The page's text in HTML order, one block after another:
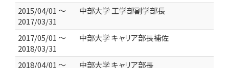
2015/04/01 ～
2017/03/31
中部大学 工学部副学部長
2017/05/01 ～
2018/03/31
中部大学 キャリア部長補佐
2018/04/01 ～
中部大学 キャリア部長